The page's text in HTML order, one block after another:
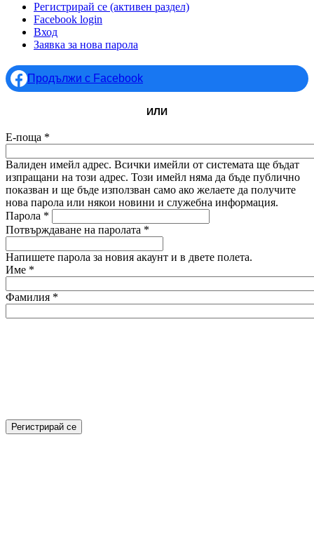
Регистрирай се (активен раздел)
Facebook login
Вход
Заявка за нова парола
Продължи с Facebook
ИЛИ
Е-поща *
Валиден имейл адрес. Всички имейли от системата ще бъдат
изпращани на този адрес. Този имейл няма да бъде публично
показван и ще бъде използван само ако желаете да получите
нова парола или някои новини и служебна информация.
Парола *
Потвърждаване на паролата *
Напишете парола за новия акаунт и в двете полета.
Име *
Фамилия *